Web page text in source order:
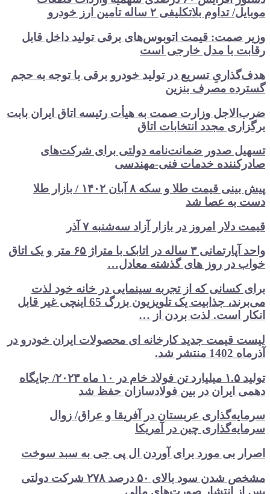
بلاتکلیفی ۲ ساله تامین ارز خودرو
قیمت اتوبوس‌های برقی تولید داخل قابل
با مدل خارجی است
تسریع در تولید خودرو‌ برقی با توجه به حجم
مصرف‌ بنزین‌
وزارت صمت به هیأت رئیسه اتاق‌ ایران بابت
مجدد انتخابات اتاق
صدور ضمانت‌نامه دولتی برای شرکت‌های
خدمات فنی-مهندسی
پیش بینی قیمت طلا و سکه ۸ آبان ۱۴۰۲ / بازار طلا
عصا شد
امروز در بازار آزاد سه‌شنبه ۷ آذر
واحد آپارتمانی ۳ ساله در اتابک با متراژ ۶۵ متر و یک اتاق
روز های گذشته معادل…
که از تجربه سینمایی در خانه خود لذت
می‌برند، جذابیت یک تلویزیون بزرگ 65 اینچی غیر قابل
است. لذت بردن از …
جدید کارخانه ای محصولات ایران خودرو در
تولید ۱.۵ میلیارد تن فولاد خام در ۱۰ ماه ۲۰۲۳/ جایگاه
در بین فولادسازان حفظ شد
عربستان در آفریقا و عراق/ زوال
چین در آمریکا
بی مورد برای آوردن ال پی جی به سبد سوخت
مشخص شدن سود بالای ۵۰ درصد ۲۷۸ شرکت دولتی
انتشار صورت‌های مالی